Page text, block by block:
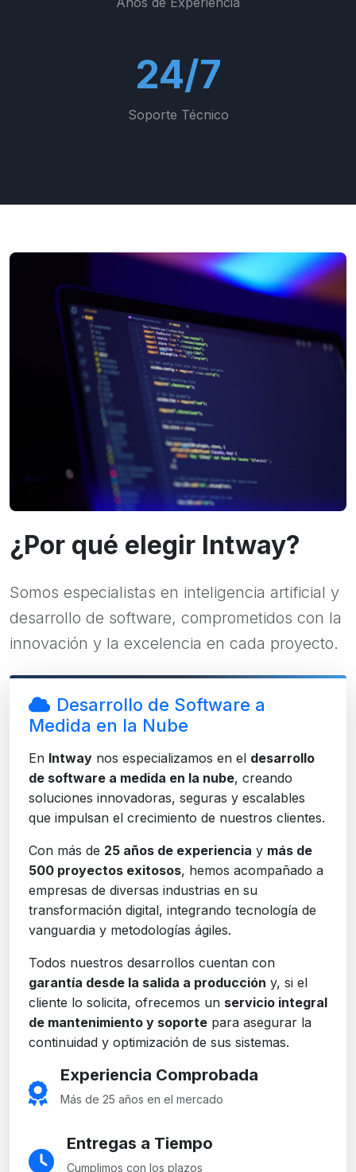
24/7
Soporte Técnico
¿Por qué elegir Intway?
Somos especialistas en inteligencia artificial y
desarrollo de software, comprometidos con la
innovación y la excelencia en cada proyecto.
Desarrollo de Software a
Medida en la Nube
En Intway nos especializamos en el desarrollo
de software a medida en la nube, creando
soluciones innovadoras, seguras y escalables
que impulsan el crecimiento de nuestros clientes.
Con más de 25 años de experiencia y más de
500 proyectos exitosos, hemos acompañado a
empresas de diversas industrias en su
transformación digital, integrando tecnología de
vanguardia y metodologías ágiles.
Todos nuestros desarrollos cuentan con
garantía desde la salida a producción y, si el
cliente lo solicita, ofrecemos un servicio integral
de mantenimiento y soporte para asegurar la
continuidad y optimización de sus sistemas.
Experiencia Comprobada
Más de 25 años en el mercado
Entregas a Tiempo
Cumplimos con los plazos